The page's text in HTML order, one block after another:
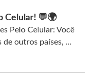
Celular! 💬🌍
Pelo Celular: Você
de outros países, ...